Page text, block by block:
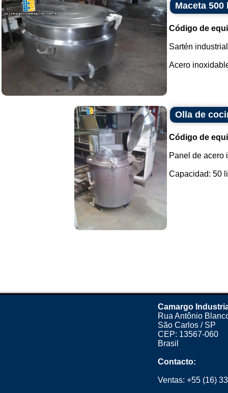
Maceta
Código de
Sartén
Acero
Olla de
Código de
Panel de acero
Capacidad: 50
Camargo
Rua Antônio
São Carlos / SP
CEP: 13567-060
Brasil
Contacto:
Ventas: +55 (16)